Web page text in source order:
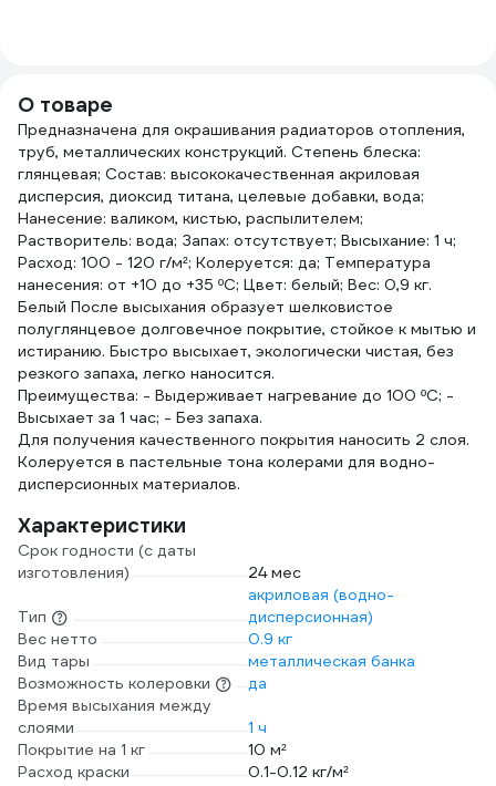
О товаре
Предназначена для окрашивания радиаторов отопления,
труб, металлических конструкций. Степень блеска:
глянцевая; Состав: высококачественная акриловая
дисперсия, диоксид титана, целевые добавки, вода;
Нанесение: валиком, кистью, распылителем;
Растворитель: вода; Запах: отсутствует; Высыхание: 1 ч;
Расход: 100 - 120 г/м²; Колеруется: да; Температура
нанесения: от +10 до +35 ºС; Цвет: белый; Вес: 0,9 кг.
Белый После высыхания образует шелковистое
полуглянцевое долговечное покрытие, стойкое к мытью и
истиранию. Быстро высыхает, экологически чистая, без
резкого запаха, легко наносится.
Преимущества: - Выдерживает нагревание до 100 ºС; -
Высыхает за 1 час; - Без запаха.
Для получения качественного покрытия наносить 2 слоя.
Колеруется в пастельные тона колерами для водно-
дисперсионных материалов.
Характеристики
Срок годности (с даты
изготовления)
24 мес
Тип
акриловая (водно-
дисперсионная)
Вес нетто
0.9 кг
Вид тары
металлическая банка
Возможность колеровки
да
Время высыхания между
слоями
1 ч
Покрытие на 1 кг
10 м²
Расход краски
0.1-0.12 кг/м²